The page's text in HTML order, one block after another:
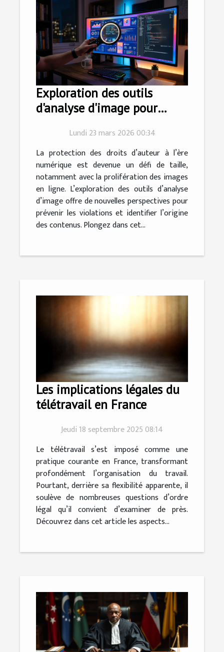
Exploration des outils
d'analyse d'image pour
Lundi 23 mars 2026 00:34
La protection des droits d’auteur à l’ère
numérique est devenue un défi de taille,
notamment avec la prolifération des images
en ligne. L’exploration des outils d’analyse
d’image offre de nouvelles perspectives pour
prévenir les violations et identifier l’origine
des contenus. Plongez dans cet...
Les implications légales du
télétravail en France
Jeudi 18 septembre 2025 08:14
Le télétravail s’est imposé comme une
pratique courante en France, transformant
profondément l’organisation du travail.
Pourtant, derrière sa flexibilité apparente, il
soulève de nombreuses questions d’ordre
légal qu’il convient d’examiner de près.
Découvrez dans cet article les aspects...